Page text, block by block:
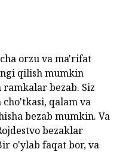
orzu va ma'rifat
qilish mumkin
bezab. Siz
qalam va
bezab mumkin. Va
bezaklar
o'ylab faqat bor, va